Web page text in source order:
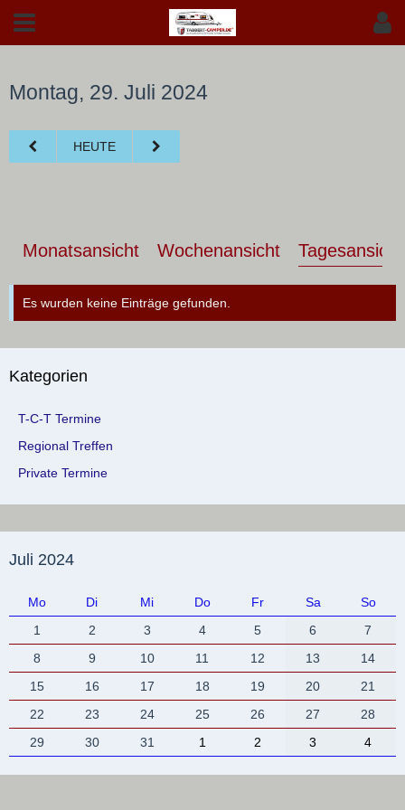
Montag, 29. Juli 2024
HEUTE
Monatsansicht Wochenansicht Tagesansicht
Es wurden keine Einträge gefunden.
Kategorien
T-C-T Termine
Regional Treffen
Private Termine
Juli 2024
Mo Di Mi Do Fr Sa
So
1
2 3 4 5 6
7
8
9 10 11 12 13
14
15
16 17 18 19 20
21
22
23 24 25 26 27
28
29
30 31 1 2 3 4